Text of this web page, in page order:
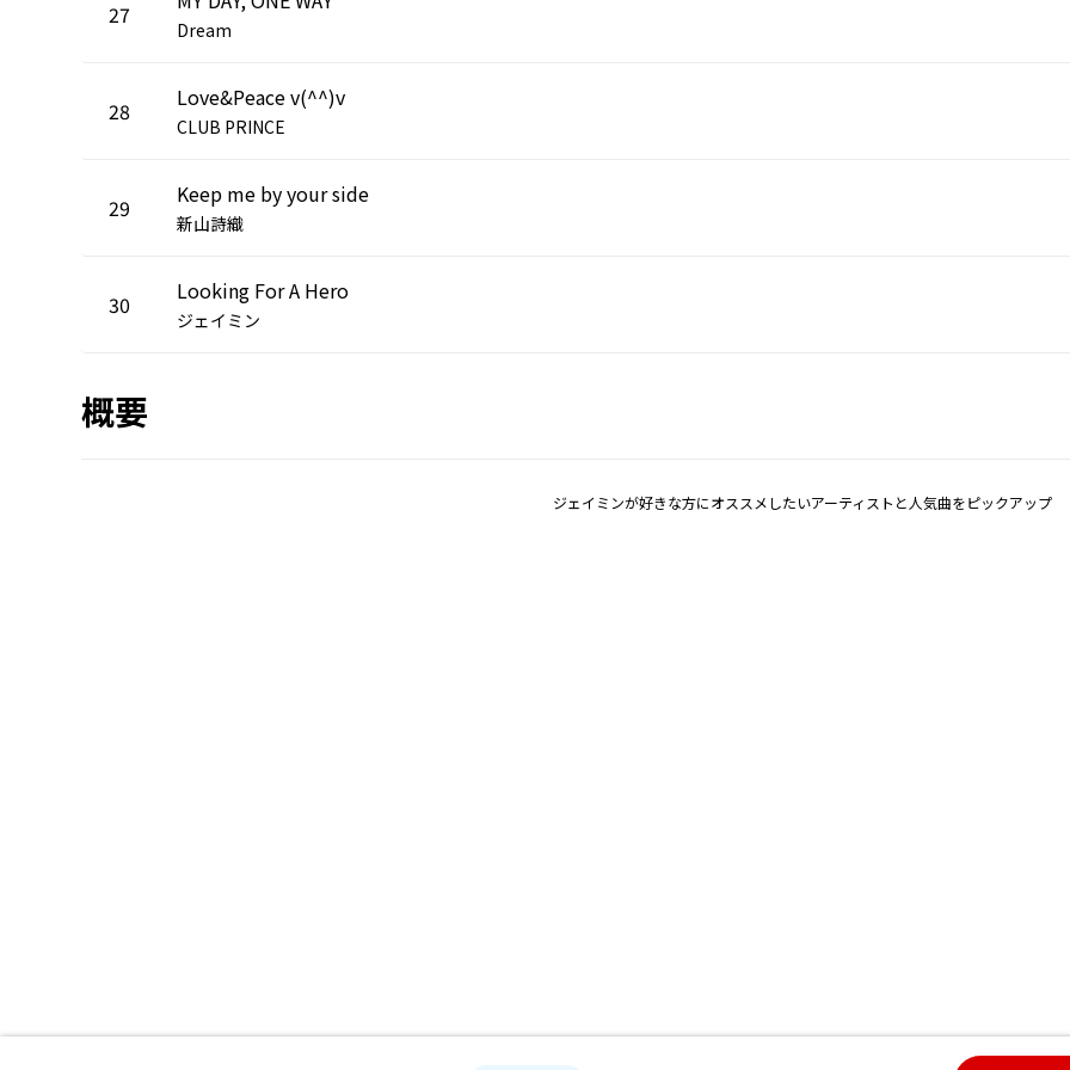
27
Dream
28 Love&Peace v(^^)v
CLUB PRINCE
29 Keep me by your side
新山詩織
30 Looking For A Hero
ジェイミン
概要
ジェイミンが好きな方にオススメしたいアーティストと人気曲をピックアップ